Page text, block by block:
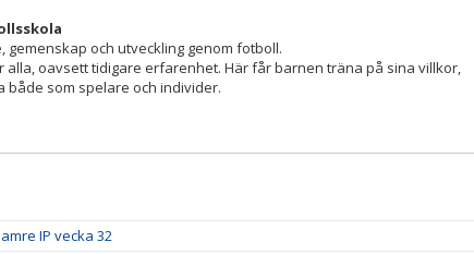
gemenskap och utveckling genom fotboll.
oavsett tidigare erfarenhet. Här får barnen träna på sina villkor,
både som spelare och individer.
IP vecka 32